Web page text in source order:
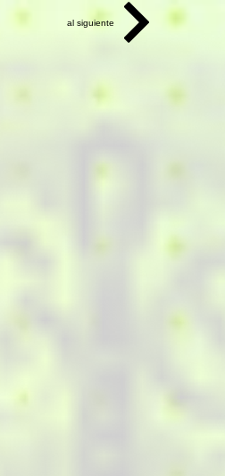
al siguiente